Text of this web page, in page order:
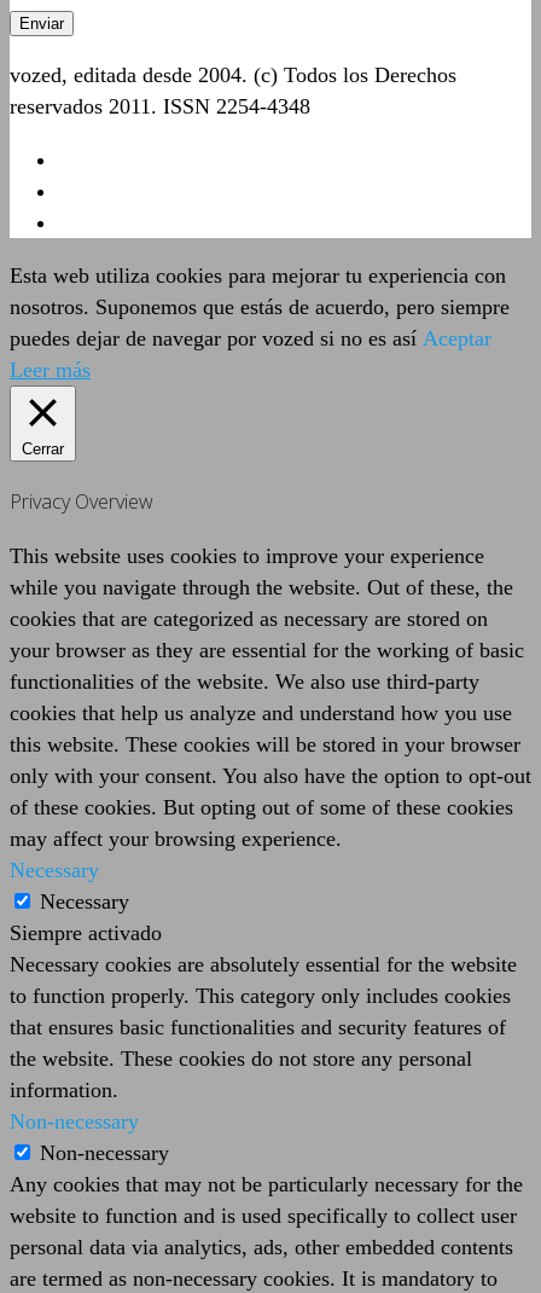
vozed, editada desde 2004. (c) Todos los Derechos
reservados 2011. ISSN 2254-4348
Esta web utiliza cookies para mejorar tu experiencia con
nosotros. Suponemos que estás de acuerdo, pero siempre
puedes dejar de navegar por vozed si no es así Aceptar
Leer más
Cerrar
Privacy Overview
This website uses cookies to improve your experience
while you navigate through the website. Out of these, the
cookies that are categorized as necessary are stored on
your browser as they are essential for the working of basic
functionalities of the website. We also use third-party
cookies that help us analyze and understand how you use
this website. These cookies will be stored in your browser
only with your consent. You also have the option to opt-out
of these cookies. But opting out of some of these cookies
may affect your browsing experience.
Necessary
Necessary
Siempre activado
Necessary cookies are absolutely essential for the website
to function properly. This category only includes cookies
that ensures basic functionalities and security features of
the website. These cookies do not store any personal
information.
Non-necessary
Non-necessary
Any cookies that may not be particularly necessary for the
website to function and is used specifically to collect user
personal data via analytics, ads, other embedded contents
are termed as non-necessary cookies. It is mandatory to